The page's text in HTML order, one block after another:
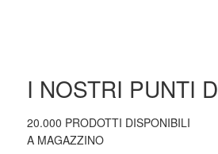
I NOSTRI PUNTI
20.000 PRODOTTI DISPONIBILI
A MAGAZZINO